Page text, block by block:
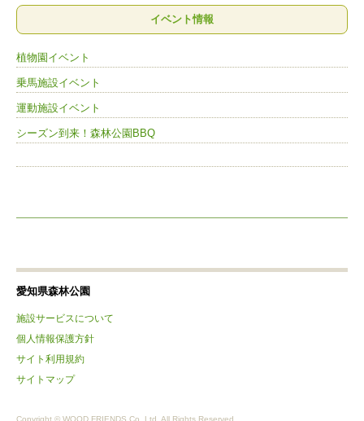
イベント情報
植物園イベント
乗馬施設イベント
運動施設イベント
シーズン到来！森林公園BBQ
愛知県森林公園
施設サービスについて
個人情報保護方針
サイト利用規約
サイトマップ